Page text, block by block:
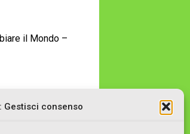
Gestisci consenso
il Mondo –